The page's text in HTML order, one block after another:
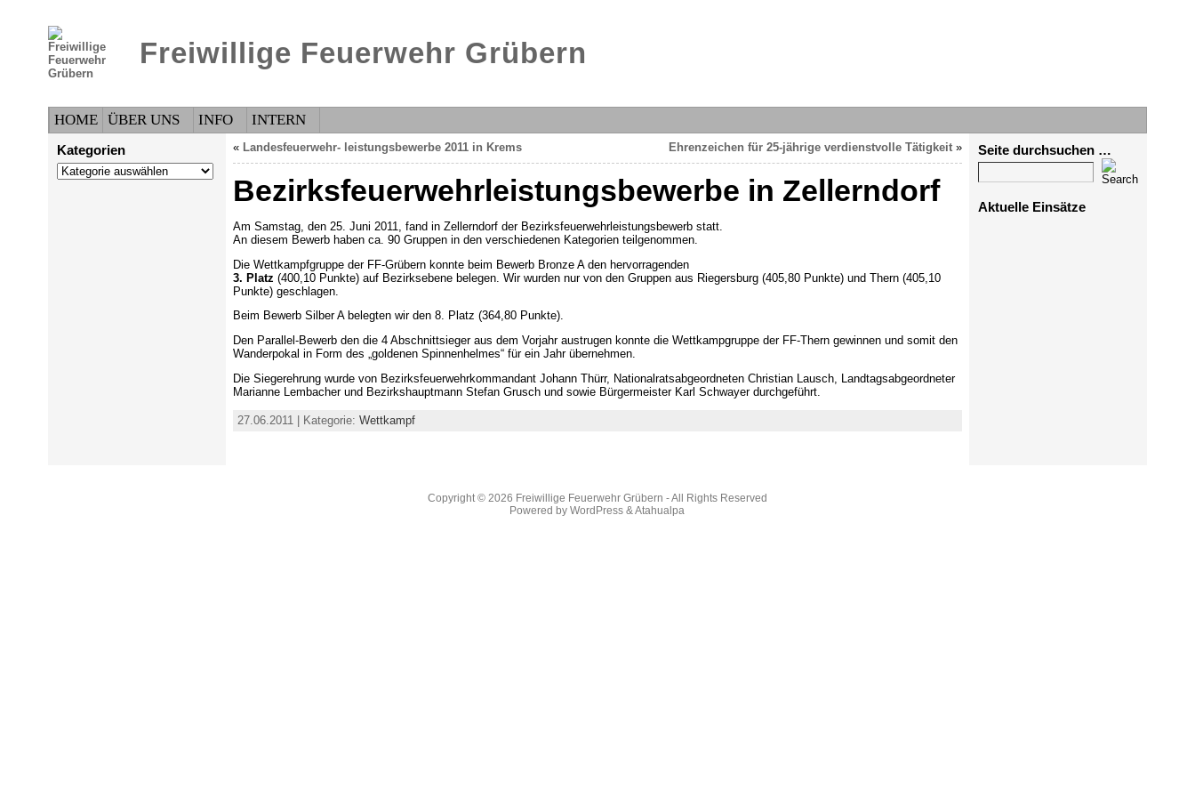
Freiwillige Feuerwehr Grübern
HOME ÜBER UNS INFO INTERN
Kategorien
Kategorien
« Landesfeuerwehr- leistungsbewerbe 2011 in Krems Ehrenzeichen für 25-jährige verdienstvolle Tätigkeit»
Bezirksfeuerwehrleistungsbewerbe in Zellerndorf
Am Samstag, den 25. Juni 2011, fand in Zellerndorf der Bezirksfeuerwehrleistungsbewerb statt.
An diesem Bewerb haben ca. 90 Gruppen in den verschiedenen Kategorien teilgenommen.
Die Wettkampfgruppe der FF-Grübern konnte beim Bewerb Bronze A den hervorragenden
3. Platz (400,10 Punkte) auf Bezirksebene belegen. Wir wurden nur von den Gruppen aus Riegersburg (405,80 Punkte) und Thern (405,10
Punkte) geschlagen.
Beim Bewerb Silber A belegten wir den 8. Platz (364,80 Punkte).
Den Parallel-Bewerb den die 4 Abschnittsieger aus dem Vorjahr austrugen konnte die Wettkampgruppe der FF-Thern gewinnen und somit den
Wanderpokal in Form des „goldenen Spinnenhelmes“ für ein Jahr übernehmen.
Die Siegerehrung wurde von Bezirksfeuerwehrkommandant Johann Thürr, Nationalratsabgeordneten Christian Lausch, Landtagsabgeordneter
Marianne Lembacher und Bezirkshauptmann Stefan Grusch und sowie Bürgermeister Karl Schwayer durchgeführt.
27.06.2011 | Kategorie: Wettkampf
Seite durchsuchen …
Aktuelle Einsätze
Copyright © 2026 Freiwillige Feuerwehr Grübern - All Rights Reserved
Powered byWordPress &Atahualpa